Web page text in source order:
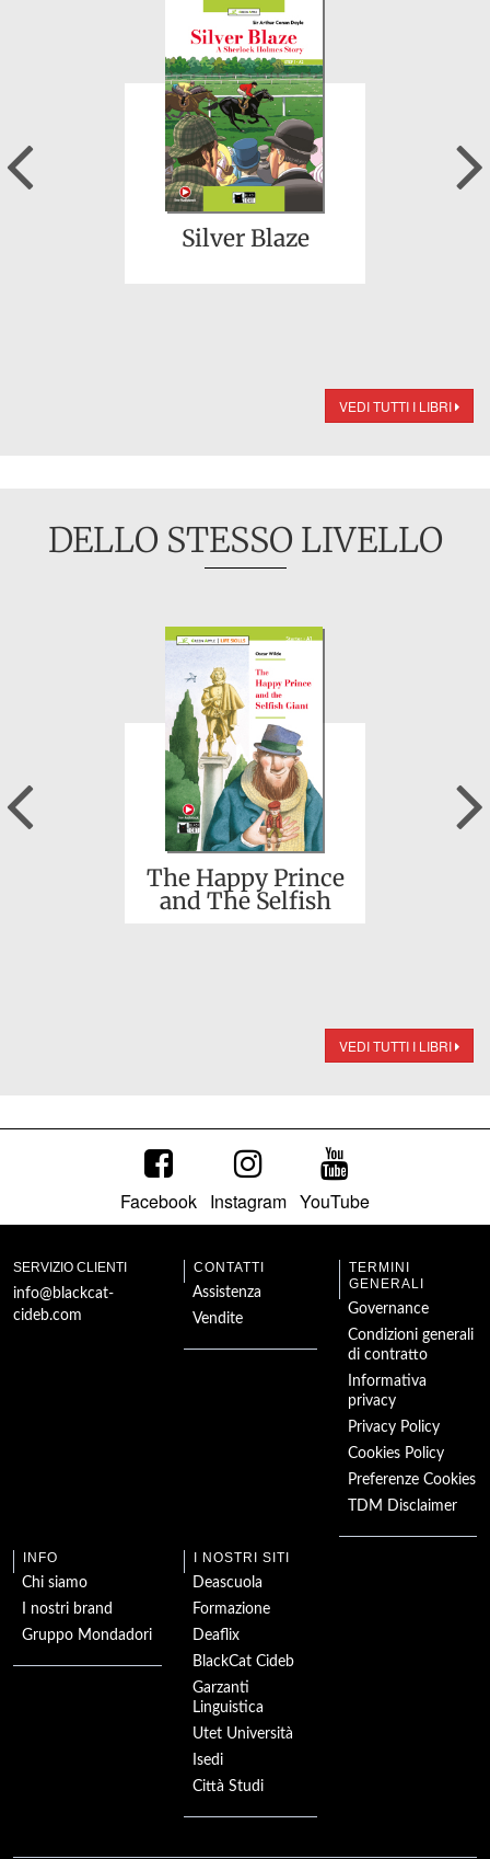
Silver Blaze
Previous
VEDI TUTTI I LIBRI
DELLO STESSO LIVELLO
The Happy Prince
and The Selfish
Previous
VEDI TUTTI I LIBRI
Facebook Instagram YouTube